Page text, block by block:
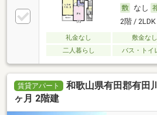
なし
2階 /
礼金なし 敷金なし
二人暮らし
バス・トイ
賃貸アパート
和歌山県有田郡有田
ヶ月 2階建